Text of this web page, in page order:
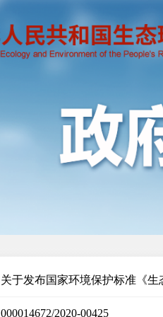
关于发布国家环境保护标准《
000014672/2020-00425